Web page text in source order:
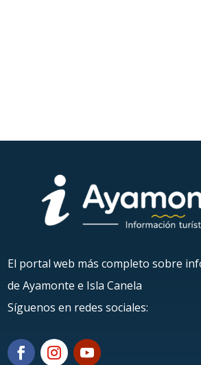
El portal web más completo sobre
de Ayamonte e Isla Canela
Síguenos en redes sociales: